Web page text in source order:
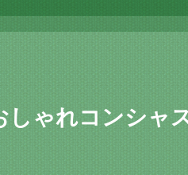
しゃれコンシャ